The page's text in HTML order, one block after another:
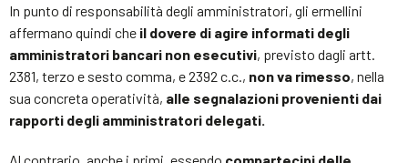
In punto di responsabilità degli amministratori, gli ermellini
affermano quindi che il dovere di agire informati degli
amministratori bancari non esecutivi, previsto dagli artt.
2381, terzo e sesto comma, e 2392 c.c., non va rimesso, nella
sua concreta operatività, alle segnalazioni provenienti dai
rapporti degli amministratori delegati.